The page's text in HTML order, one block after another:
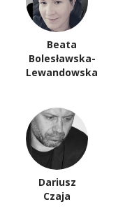
Beata
Bolesławska-
Lewandowska
Dariusz
Czaja